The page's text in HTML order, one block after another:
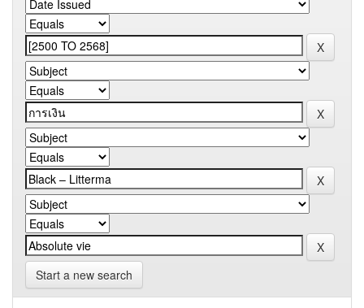
Start a new search